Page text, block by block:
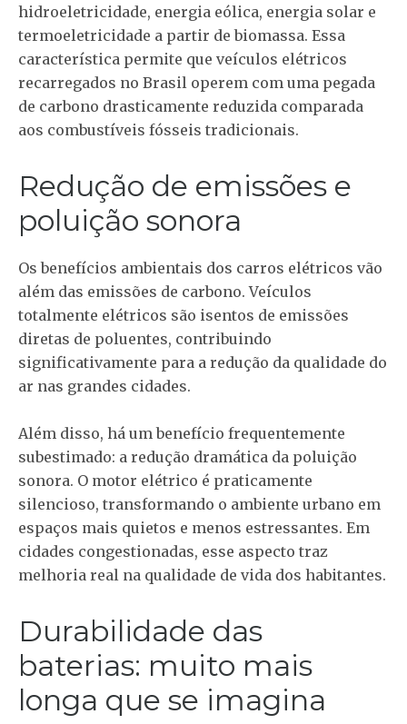
hidroeletricidade, energia eólica, energia solar e
termoeletricidade a partir de biomassa. Essa
característica permite que veículos elétricos
recarregados no Brasil operem com uma pegada
de carbono drasticamente reduzida comparada
aos combustíveis fósseis tradicionais.
Redução de emissões e
poluição sonora
Os benefícios ambientais dos carros elétricos vão
além das emissões de carbono. Veículos
totalmente elétricos são isentos de emissões
diretas de poluentes, contribuindo
significativamente para a redução da qualidade do
ar nas grandes cidades.
Além disso, há um benefício frequentemente
subestimado: a redução dramática da poluição
sonora. O motor elétrico é praticamente
silencioso, transformando o ambiente urbano em
espaços mais quietos e menos estressantes. Em
cidades congestionadas, esse aspecto traz
melhoria real na qualidade de vida dos habitantes.
Durabilidade das
baterias: muito mais
longa que se imagina